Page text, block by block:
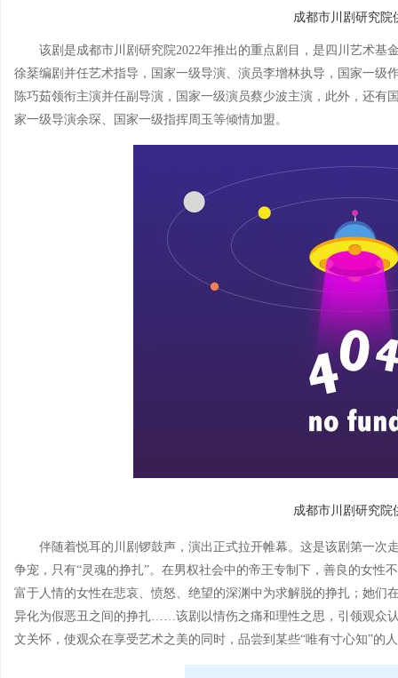
成都市川剧研究院
该剧是成都市川剧研究院2022年推出的重点剧目，是四川艺术基
徐棻编剧并任艺术指导，国家一级导演、演员李增林执导，国家一级
陈巧茹领衔主演并任副导演，国家一级演员蔡少波主演，此外，还有
家一级导演余琛、国家一级指挥周玉等倾情加盟。
成都市川剧研究院
伴随着悦耳的川剧锣鼓声，演出正式拉开帷幕。这是该剧第一次
争宠，只有“灵魂的挣扎”。在男权社会中的帝王专制下，善良的女性
富于人情的女性在悲哀、愤怒、绝望的深渊中为求解脱的挣扎；她们
异化为假恶丑之间的挣扎……该剧以情伤之痛和理性之思，引领观众
文关怀，使观众在享受艺术之美的同时，品尝到某些“唯有寸心知”的